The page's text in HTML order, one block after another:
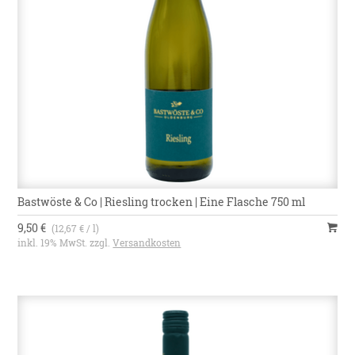
Bastwöste & Co | Riesling trocken | Eine Flasche 750 ml
9,50 € (12,67 € / l)
inkl. 19% MwSt. zzgl.Versandkosten